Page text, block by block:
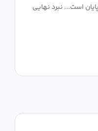
است... نبرد نهایی